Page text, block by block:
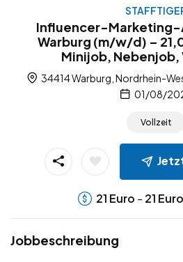
Influencer-Marketing-
Warburg (m/w/d) –
Minijob,
34414 Warburg, Nordrhein-
01/08/
Vollzeit
21 Euro - 21 Euro
Jobbeschreibung